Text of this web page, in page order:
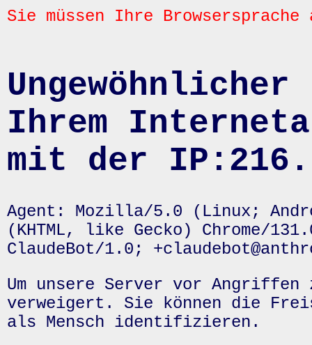
Sie müssen Ihre
Ihrem
mit der
Agent: Mozilla/5.0 (Linux;
(KHTML, like Gecko) Chrome/
ClaudeBot/1.0;
Um unsere Server vor
verweigert. Sie können die
als Mensch identifizieren.